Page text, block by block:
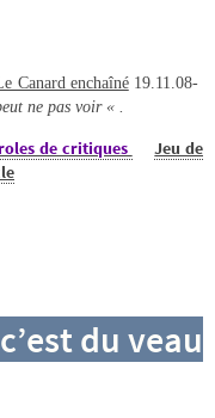
Canard enchaîné19.11.08-
ne pas voir « .
de critiques
Jeu de
du veau